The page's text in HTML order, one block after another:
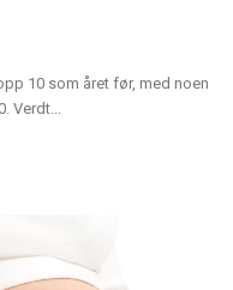
10 som året før, med noen
Verdt...